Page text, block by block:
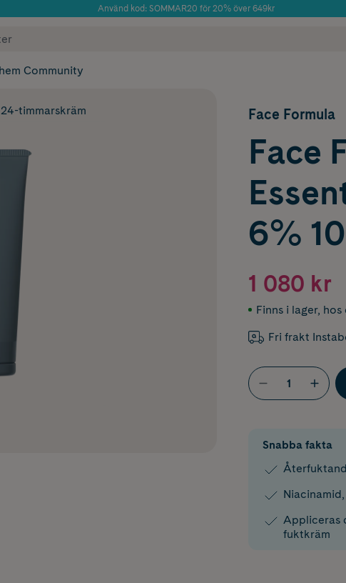
Använd kod: SOMMAR20 för 20% över 649kr
✓ Fri frakt
Community
24-timmarskräm Face Formula
Face
6%
1 080 kr
Finns i lager, hos
Fri frakt
Snabba fakta
Appliceras
fuktkräm